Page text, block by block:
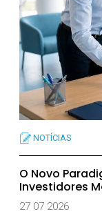
NOTÍCIAS
O Novo
Investidores
27 07 2026